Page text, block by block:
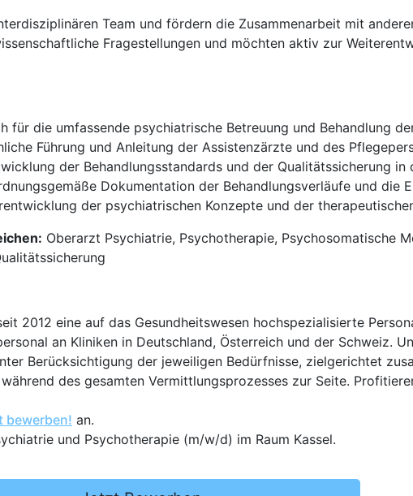
Team und fördern die Zusammenarbeit mit
Fragestellungen und möchten aktiv zur
für die umfassende psychiatrische Betreuung und Behandlung
Führung und Anleitung der Assistenzärzte und des
der Behandlungsstandards und der Qualitätssicherung in
Dokumentation der Behandlungsverläufe und die
der psychiatrischen Konzepte und der
Oberarzt Psychiatrie, Psychotherapie, Psychosomatische
2012 eine auf das Gesundheitswesen hochspezialisierte
an Kliniken in Deutschland, Österreich und der Schweiz.
Berücksichtigung der jeweiligen Bedürfnisse, zielgerichtet
des gesamten Vermittlungsprozesses zur Seite.
bewerben! an.
und Psychotherapie (m/w/d) im Raum Kassel.